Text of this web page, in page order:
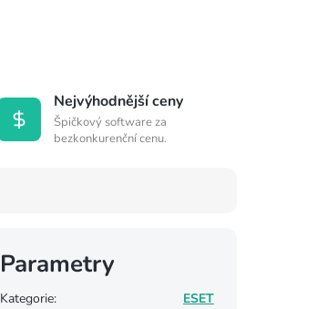
Nejvýhodnější ceny
Špičkový software za
bezkonkurenční cenu.
Parametry
Kategorie: ESET